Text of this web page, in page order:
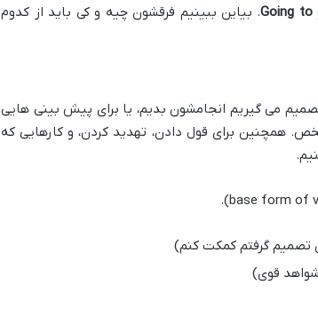
Going to. بیاین ببینیم فرقشون چیه و کی باید از کدوم
می گیریم انجامشون بدیم، یا برای پیش بینی هایی
همچنین برای قول دادن، تهدید کردن، و کارهایی که